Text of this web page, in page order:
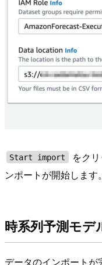
Start import
をク
ンポートが開始します。
時系列予測モ
データのインポートが